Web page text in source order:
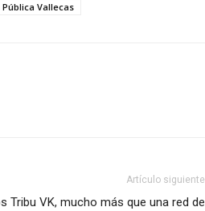
Vallecas
Artículo siguiente
Tribu VK, mucho más que una red de